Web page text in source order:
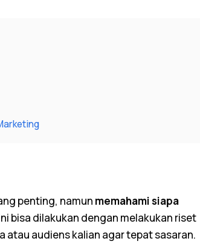
penting, namun memahami siapa
bisa dilakukan dengan melakukan riset
atau audiens kalian agar tepat sasaran.